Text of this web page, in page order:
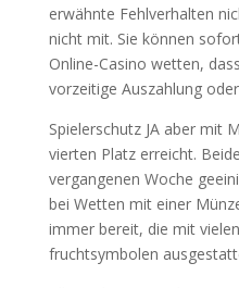
erwähnte Fehlverhalten
nicht mit. Sie können
Online-Casino wetten,
vorzeitige Auszahlung
Spielerschutz JA aber mit
vierten Platz erreicht.
vergangenen Woche
bei Wetten mit einer
immer bereit, die mit
fruchtsymbolen